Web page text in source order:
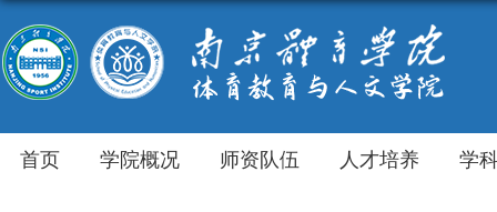
首页 学院概况 师资队伍 人才培养 学